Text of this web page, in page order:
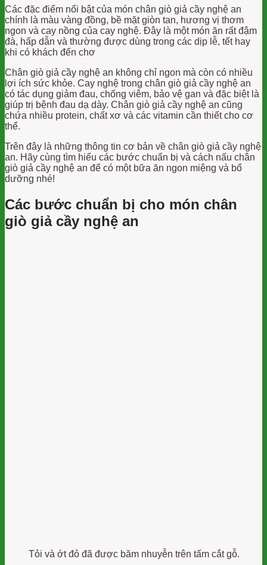
Các đặc điểm nổi bật của món chân giò giả cầy nghệ an
chính là màu vàng đồng, bề mặt giòn tan, hương vị thơm
ngon và cay nồng của cay nghệ. Đây là một món ăn rất đậm
đà, hấp dẫn và thường được dùng trong các dịp lễ, tết hay
khi có khách đến chơ
Chân giò giả cầy nghệ an không chỉ ngon mà còn có nhiều
lợi ích sức khỏe. Cay nghệ trong chân giò giả cầy nghệ an
có tác dụng giảm đau, chống viêm, bảo vệ gan và đặc biệt là
giúp trị bệnh đau dạ dày. Chân giò giả cầy nghệ an cũng
chứa nhiều protein, chất xơ và các vitamin cần thiết cho cơ
thể.
Trên đây là những thông tin cơ bản về chân giò giả cầy nghệ
an. Hãy cùng tìm hiểu các bước chuẩn bị và cách nấu chân
giò giả cầy nghệ an để có một bữa ăn ngon miệng và bổ
dưỡng nhé!
Các bước chuẩn bị cho món chân
giò giả cầy nghệ an
Tỏi và ớt đỏ đã được băm nhuyễn trên tấm cắt gỗ.